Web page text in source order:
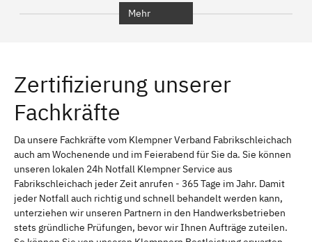
Erlangen Bamberg
Bayreuth
Schweinfurt Passau
Freising Rudelsdorf, Mittelfranken
Mehr
Zertifizierung unserer
Fachkräfte
Da unsere Fachkräfte vom Klempner Verband Fabrikschleichach
auch am Wochenende und im Feierabend für Sie da. Sie können
unseren lokalen 24h Notfall Klempner Service aus
Fabrikschleichach jeder Zeit anrufen - 365 Tage im Jahr. Damit
jeder Notfall auch richtig und schnell behandelt werden kann,
unterziehen wir unseren Partnern in den Handwerksbetrieben
stets gründliche Prüfungen, bevor wir Ihnen Aufträge zuteilen.